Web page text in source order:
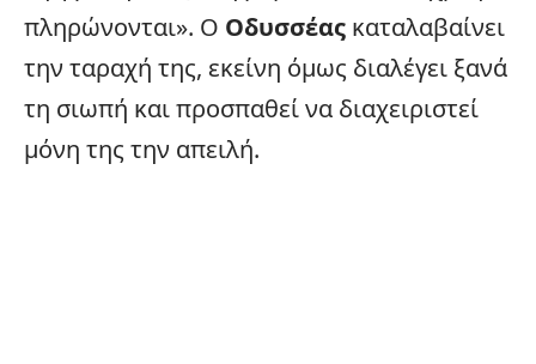
πληρώνονται». Ο Οδυσσέας καταλαβαίνει
την ταραχή της, εκείνη όμως διαλέγει ξανά
τη σιωπή και προσπαθεί να διαχειριστεί
μόνη της την απειλή.